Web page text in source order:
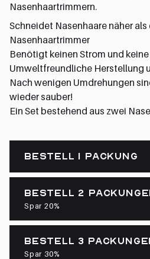
Nasenhaartrimmern.
Schneidet Nasenhaare näher
Nasenhaartrimmer
Benötigt keinen Strom und
Umweltfreundliche Herstellung
Nach wenigen Umdrehungen
wieder sauber!
Ein Set bestehend aus zwei
BESTELL 1 PACKUNG
BESTELL 2
Spar 20%
BESTELL 3
Spar 30%